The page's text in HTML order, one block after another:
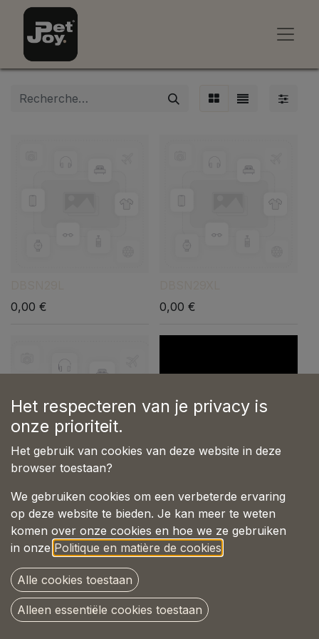
0,00 €
0,00 €
DBSN29XXL
0,00€
Green
0,00€
Het respecteren van je privacy is
onze prioriteit.
Het gebruik van cookies van deze website in deze
browser toestaan?
We gebruiken cookies om een verbeterde ervaring
op deze website te bieden. Je kan meer te weten
komen over onze cookies en hoe we ze gebruiken
in onze Politique en matière de cookies
Alle cookies toestaan
Alleen essentiële cookies toestaan